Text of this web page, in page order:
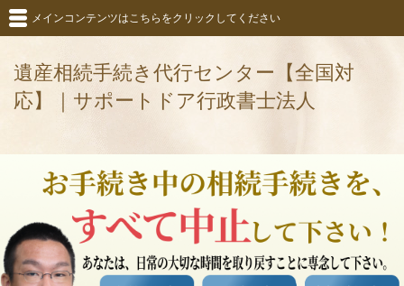
遺産相続手続き代行センター【全国対
応】｜サポートドア行政書士法人
メインコンテンツはこちらをクリックしてください